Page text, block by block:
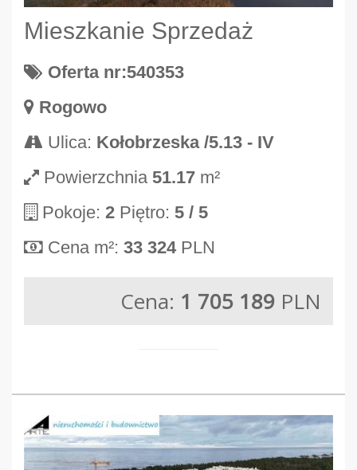
Mieszkanie Sprzedaż
Oferta nr:540353
Rogowo
Ulica: Kołobrzeska /5.13 - IV
Powierzchnia 51.17 m²
Pokoje: 2 Piętro: 5 / 5
Cena m²: 33 324 PLN
Cena: 1 705 189 PLN